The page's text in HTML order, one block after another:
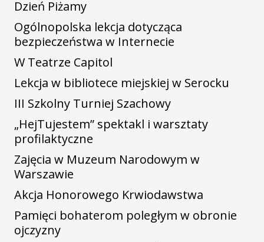
Dzień Piżamy
Ogólnopolska lekcja dotycząca
bezpieczeństwa w Internecie
W Teatrze Capitol
Lekcja w bibliotece miejskiej w Serocku
III Szkolny Turniej Szachowy
„HejTujestem” spektakl i warsztaty
profilaktyczne
Zajęcia w Muzeum Narodowym w
Warszawie
Akcja Honorowego Krwiodawstwa
Pamięci bohaterom poległym w obronie
ojczyzny